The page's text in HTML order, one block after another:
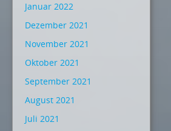
Januar 2022
Dezember 2021
November 2021
Oktober 2021
September 2021
August 2021
Juli 2021